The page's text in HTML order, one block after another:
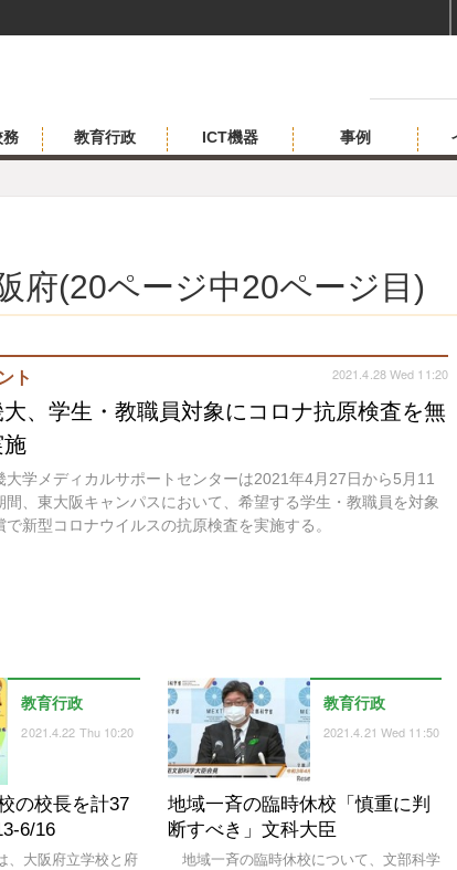
務 教育行政 ICT機器 事例
府(20ページ中20ページ目)
ト 2021.4.28 Wed 11:20
、学生・教職員対象にコロナ抗原検査を無
施
学メディカルサポートセンターは2021年4月27日から5月11
間、東大阪キャンパスにおいて、希望する学生・教職員を対象
で新型コロナウイルスの抗原検査を実施する。
教育行政
2021.4.22 Thu 10:20
の校長を計37
6/16
、大阪府立学校と府
教育行政
2021.4.21 Wed 11:50
地域一斉の臨時休校「慎重に判
断すべき」文科大臣
地域一斉の臨時休校について、文部科学